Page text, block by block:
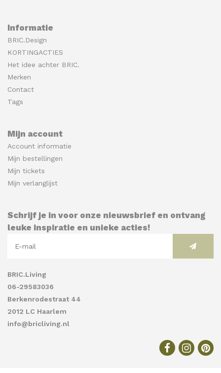
Informatie
BRIC.Design
KORTINGACTIES
Het idee achter BRIC.
Merken
Contact
Tags
Mijn account
Account informatie
Mijn bestellingen
Mijn tickets
Mijn verlanglijst
Schrijf je in voor onze nieuwsbrief en ontvang
leuke inspiratie en unieke acties!
BRIC.Living
06-29583036
Berkenrodestraat 44
2012 LC Haarlem
info@bricliving.nl